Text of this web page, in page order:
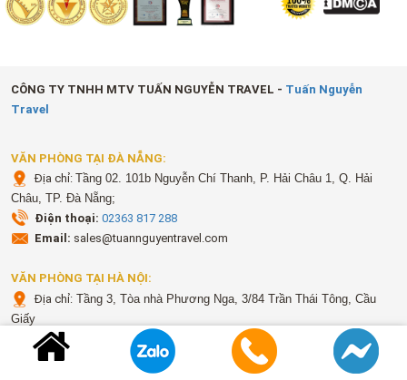
CÔNG TY TNHH MTV TUẤN NGUYỄN TRAVEL - Tuấn Nguyễn
Travel
VĂN PHÒNG TẠI ĐÀ NẴNG:
Địa chỉ:Tầng 02. 101b Nguyễn Chí Thanh, P. Hải Châu 1, Q. Hải
Châu, TP. Đà Nẵng;
Điện thoại: 02363 817 288
Email: sales@tuannguyentravel.com
VĂN PHÒNG TẠI HÀ NỘI:
Địa chỉ: Tầng 3, Tòa nhà Phương Nga, 3/84 Trần Thái Tông, Cầu
Giấy
Điện thoại:
024 666 27928
Email:
sales@tuannguyentravel.com